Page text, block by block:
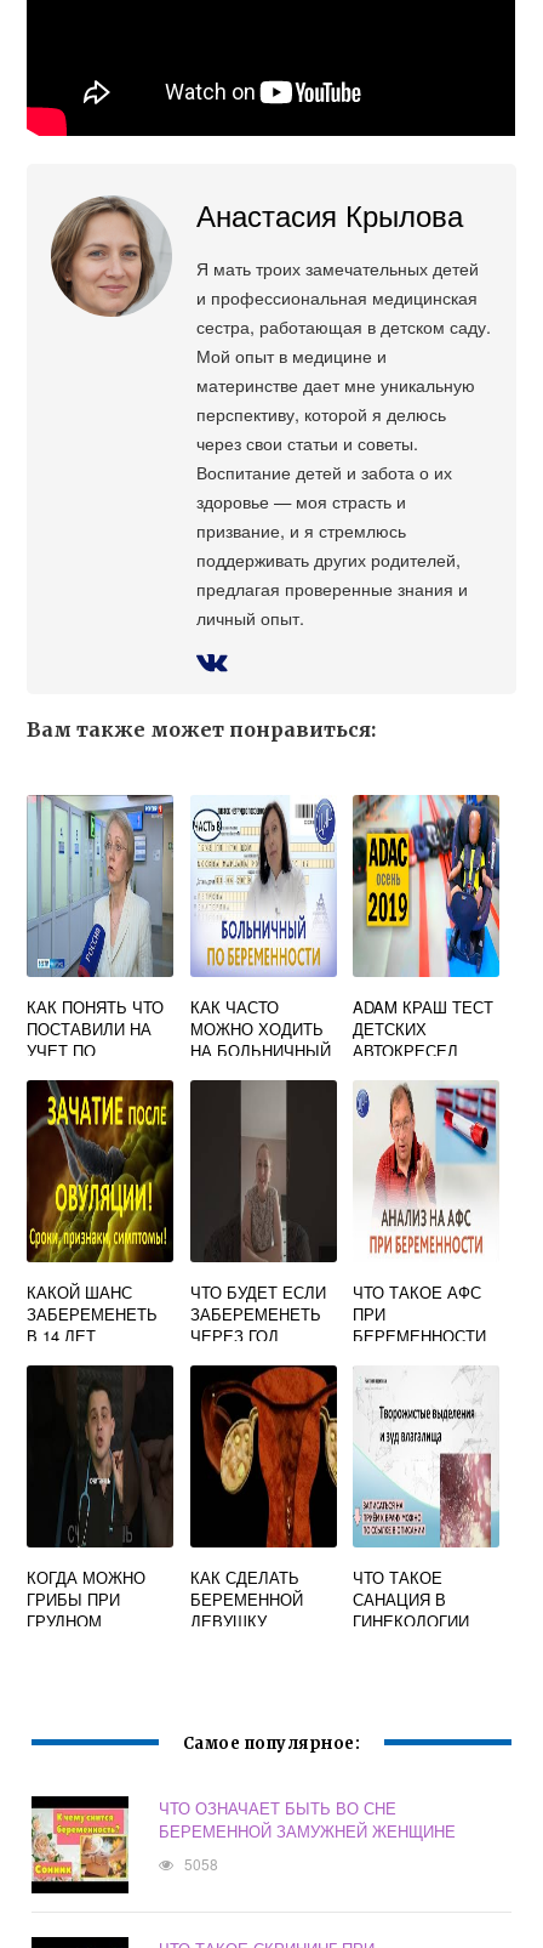
Анастасия Крылова
Я мать троих замечательных детей
и профессиональная медицинская
сестра, работающая в детском саду.
Мой опыт в медицине и
материнстве дает мне уникальную
перспективу, которой я делюсь
через свои статьи и советы.
Воспитание детей и забота о их
здоровье — моя страсть и
призвание, и я стремлюсь
поддерживать других родителей,
предлагая проверенные знания и
личный опыт.
Вам также может понравиться:
КАК ПОНЯТЬ ЧТО
ПОСТАВИЛИ НА
УЧЕТ ПО
КАК ЧАСТО
МОЖНО ХОДИТЬ
НА БОЛЬНИЧНЫЙ
ADAM КРАШ ТЕСТ
ДЕТСКИХ
АВТОКРЕСЕЛ
КАКОЙ ШАНС
ЗАБЕРЕМЕНЕТЬ
В 14 ЛЕТ
ЧТО БУДЕТ ЕСЛИ
ЗАБЕРЕМЕНЕТЬ
ЧЕРЕЗ ГОД
КЕСАРЕВА
ЧТО ТАКОЕ АФС
ПРИ
БЕРЕМЕННОСТИ
КОГДА МОЖНО
ГРИБЫ ПРИ
ГРУДНОМ
КАК СДЕЛАТЬ
БЕРЕМЕННОЙ
ДЕВУШКУ
ЧТО ТАКОЕ
САНАЦИЯ В
ГИНЕКОЛОГИИ
Самое популярное:
ЧТО ОЗНАЧАЕТ БЫТЬ ВО СНЕ
БЕРЕМЕННОЙ ЗАМУЖНЕЙ ЖЕНЩИНЕ
5058